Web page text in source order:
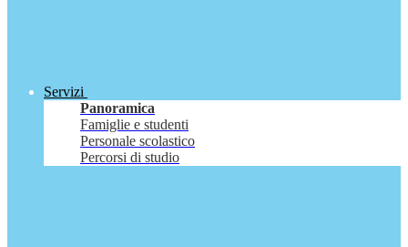
Servizi
Panoramica
Famiglie e studenti
Personale scolastico
Percorsi di studio